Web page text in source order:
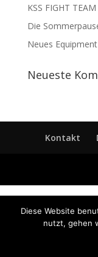
KSS FIGHT
Die
Neues Equipment
Neueste
Kontakt
Diese Website
nutzt, gehen